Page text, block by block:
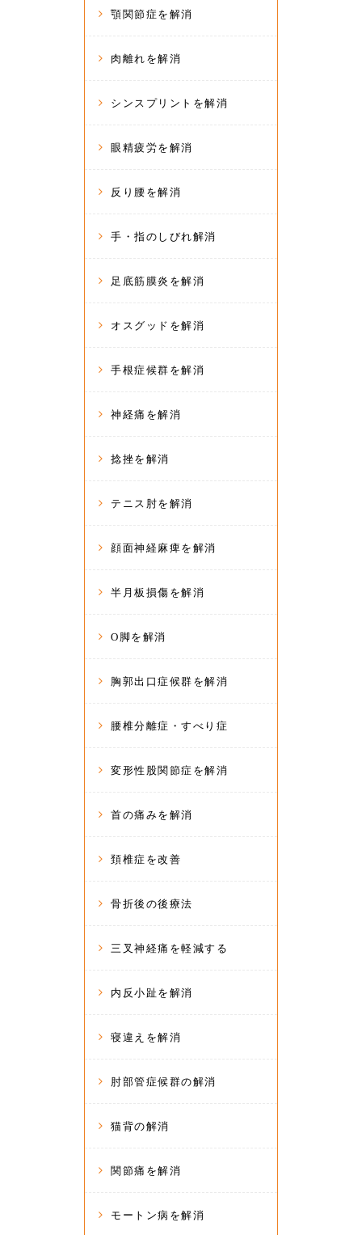
顎関節症を解消
肉離れを解消
シンスプリントを解消
眼精疲労を解消
反り腰を解消
手・指のしびれ解消
足底筋膜炎を解消
オスグッドを解消
手根症候群を解消
神経痛を解消
捻挫を解消
テニス肘を解消
顔面神経麻痺を解消
半月板損傷を解消
O脚を解消
胸郭出口症候群を解消
腰椎分離症・すべり症
変形性股関節症を解消
首の痛みを解消
頚椎症を改善
骨折後の後療法
三叉神経痛を軽減する
内反小趾を解消
寝違えを解消
肘部管症候群の解消
猫背の解消
関節痛を解消
モートン病を解消